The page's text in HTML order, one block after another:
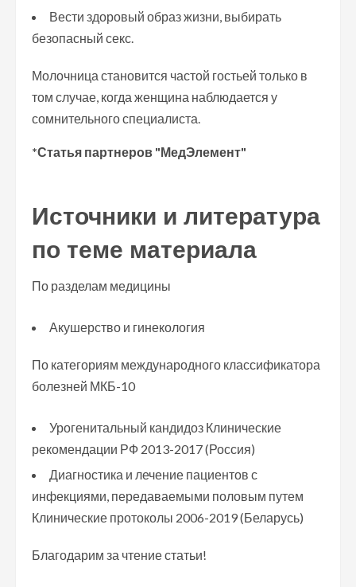
Вести здоровый образ жизни, выбирать
безопасный секс.
Молочница становится частой гостьей только в
том случае, когда женщина наблюдается у
сомнительного специалиста.
*Статья партнеров "МедЭлемент"
Источники и литература
по теме материала
По разделам медицины
Акушерство и гинекология
По категориям международного классификатора
болезней МКБ-10
Урогенитальный кандидоз Клинические
рекомендации РФ 2013-2017 (Россия)
Диагностика и лечение пациентов с
инфекциями, передаваемыми половым путем
Клинические протоколы 2006-2019 (Беларусь)
Благодарим за чтение статьи!